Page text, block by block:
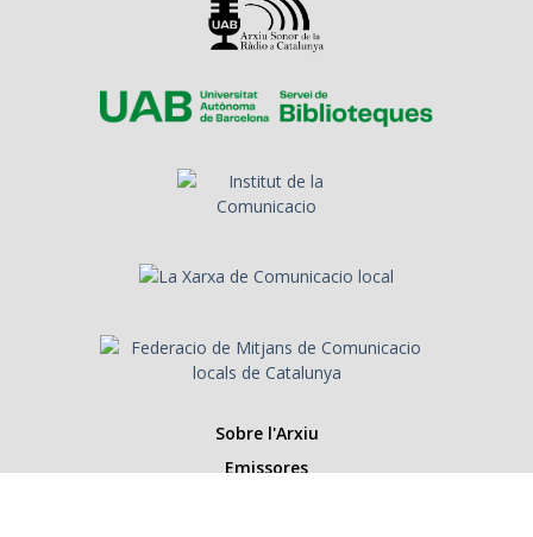
Sobre l'Arxiu
Emissores